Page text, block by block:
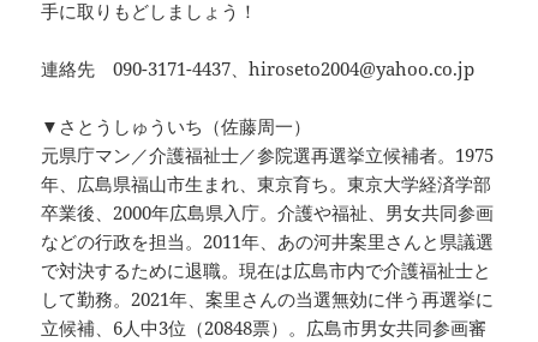
手に取りもどしましょう！
連絡先 090-3171-4437、hiroseto2004@yahoo.co.jp
▼さとうしゅういち（佐藤周一）
元県庁マン／介護福祉士／参院選再選挙立候補者。1975
年、広島県福山市生まれ、東京育ち。東京大学経済学部
卒業後、2000年広島県入庁。介護や福祉、男女共同参画
などの行政を担当。2011年、あの河井案里さんと県議選
で対決するために退職。現在は広島市内で介護福祉士と
して勤務。2021年、案里さんの当選無効に伴う再選挙に
立候補、6人中3位（20848票）。広島市男女共同参画審